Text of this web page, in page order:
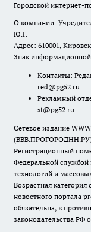
Городской интернет-
О компании:
Ю.Г.
Адрес: 610001,
Знак
Контакты:
red@pg52.ru
Рекламный
st@pg52.ru
Сетевое издание
(ВВВ.ПРОГОРОДНН.РУ).
Регистрационный
Федеральной
технологий и
Возрастная
новостного портала
обязательна, в
законодательства РФ